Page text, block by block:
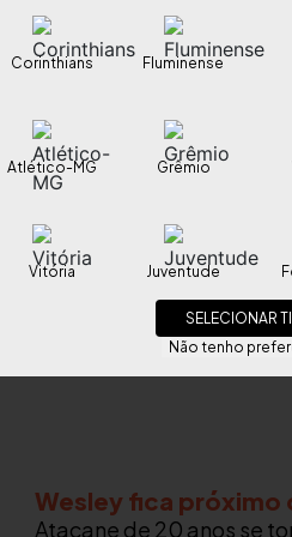
Wesley fica próximo
Atacane de 20 anos se
Corinthians Fluminense
Atlético-MG Grêmio
Vitória Juventude
SELECIONAR
Não tenho